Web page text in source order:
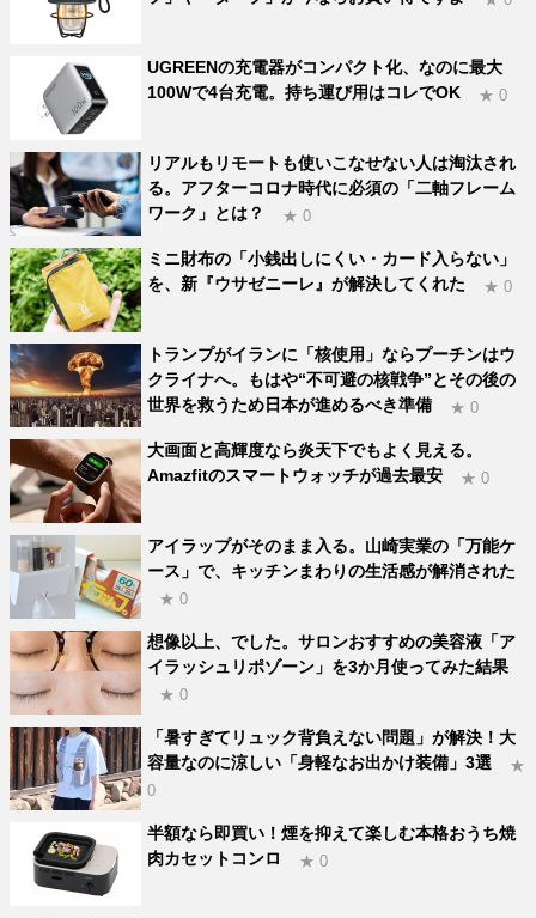
UGREENの充電器がコンパクト化、なのに最大
100Wで4台充電。持ち運び用はコレでOK
★ 0
リアルもリモートも使いこなせない人は淘汰され
る。アフターコロナ時代に必須の「二軸フレーム
ワーク」とは？
★ 0
ミニ財布の「小銭出しにくい・カード入らない」
を、新『ウサゼニーレ』が解決してくれた
★ 0
トランプがイランに「核使用」ならプーチンはウ
クライナへ。もはや“不可避の核戦争”とその後の
世界を救うため日本が進めるべき準備
★ 0
大画面と高輝度なら炎天下でもよく見える。
Amazfitのスマートウォッチが過去最安
★ 0
アイラップがそのまま入る。山崎実業の「万能ケ
ース」で、キッチンまわりの生活感が解消された
★ 0
想像以上、でした。サロンおすすめの美容液「ア
イラッシュリポゾーン」を3か月使ってみた結果
★ 0
「暑すぎてリュック背負えない問題」が解決！大
容量なのに涼しい「身軽なお出かけ装備」3選
★
0
半額なら即買い！煙を抑えて楽しむ本格おうち焼
肉カセットコンロ
★ 0